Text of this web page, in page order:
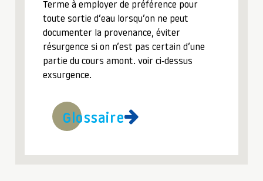
Terme à employer de préférence pour
toute sortie d’eau lorsqu’on ne peut
documenter la provenance, éviter
résurgence si on n’est pas certain d’une
partie du cours amont. voir ci-dessus
exsurgence.
Glossaire